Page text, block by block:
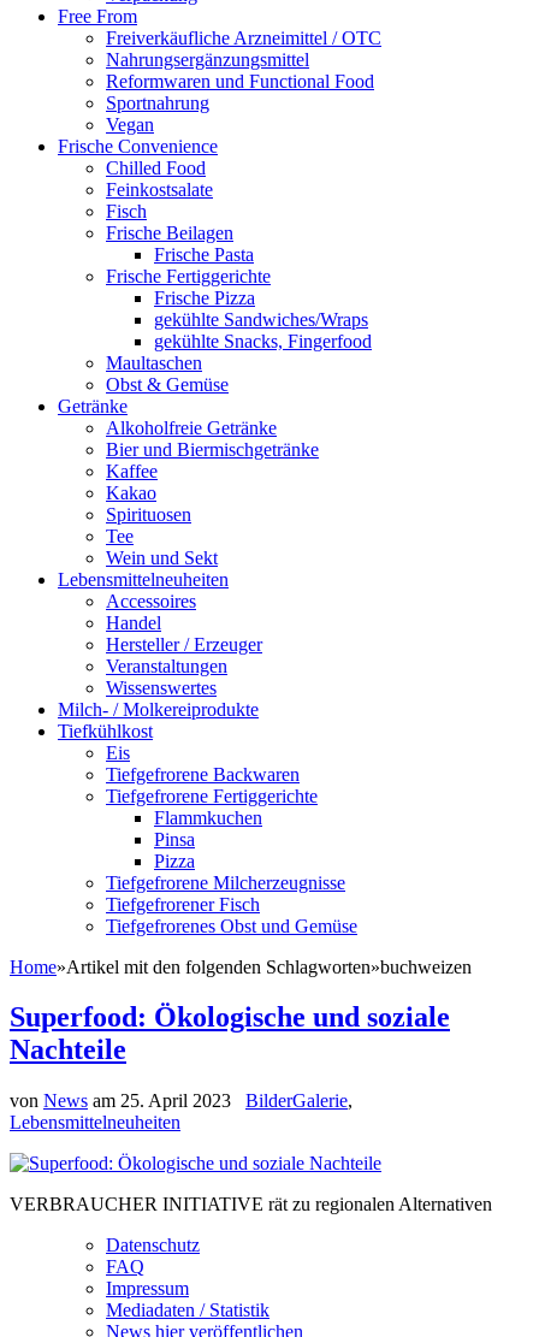
Free From
Freiverkäufliche Arzneimittel / OTC
Nahrungsergänzungsmittel
Reformwaren und Functional Food
Sportnahrung
Vegan
Frische Convenience
Chilled Food
Feinkostsalate
Fisch
Frische Beilagen
Frische Pasta
Frische Fertiggerichte
Frische Pizza
gekühlte Sandwiches/Wraps
gekühlte Snacks, Fingerfood
Maultaschen
Obst & Gemüse
Getränke
Alkoholfreie Getränke
Bier und Biermischgetränke
Kaffee
Kakao
Spirituosen
Tee
Wein und Sekt
Lebensmittelneuheiten
Accessoires
Handel
Hersteller / Erzeuger
Veranstaltungen
Wissenswertes
Milch- / Molkereiprodukte
Tiefkühlkost
Eis
Tiefgefrorene Backwaren
Tiefgefrorene Fertiggerichte
Flammkuchen
Pinsa
Pizza
Tiefgefrorene Milcherzeugnisse
Tiefgefrorener Fisch
Tiefgefrorenes Obst und Gemüse
Home»Artikel mit den folgenden Schlagworten»buchweizen
Superfood: Ökologische und soziale
Nachteile
von News am 25. April 2023 BilderGalerie,
Lebensmittelneuheiten
VERBRAUCHER INITIATIVE rät zu regionalen Alternativen
Datenschutz
FAQ
Impressum
Mediadaten / Statistik
News hier veröffentlichen